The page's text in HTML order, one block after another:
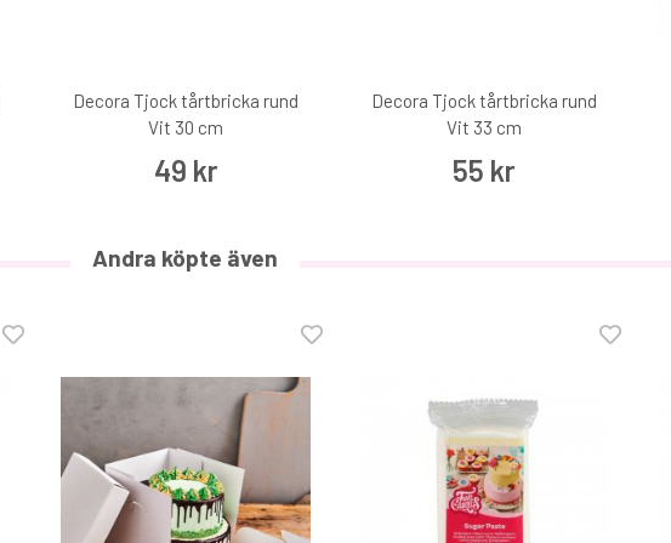
Decora Tjock tårtbricka rund
Vit 30 cm
49 kr
Decora Tjock tårtbricka rund
Vit 33 cm
55 kr
Andra köpte även